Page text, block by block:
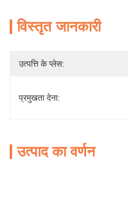
विस्तृत जानकारी
उत्पत्ति के प्लेस:
प्रमुखता देना:
उत्पाद का वर्णन